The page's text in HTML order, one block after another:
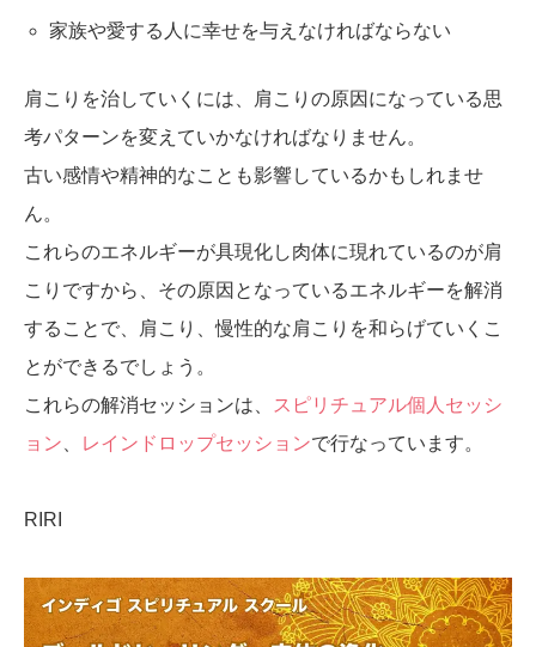
家族や愛する人に幸せを与えなければならない
肩こりを治していくには、肩こりの原因になっている思
考パターンを変えていかなければなりません。
古い感情や精神的なことも影響しているかもしれませ
ん。
これらのエネルギーが具現化し肉体に現れているのが肩
こりですから、その原因となっているエネルギーを解消
することで、肩こり、慢性的な肩こりを和らげていくこ
とができるでしょう。
これらの解消セッションは、
スピリチュアル個人セッシ
ョン
レインドロップセッションで行なっています。
RIRI